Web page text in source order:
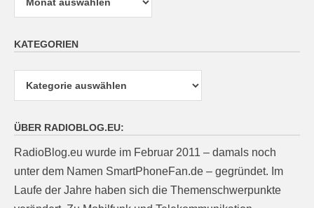
KATEGORIEN
ÜBER RADIOBLOG.EU:
RadioBlog.eu wurde im Februar 2011 – damals noch
unter dem Namen SmartPhoneFan.de – gegründet. Im
Laufe der Jahre haben sich die Themenschwerpunkte